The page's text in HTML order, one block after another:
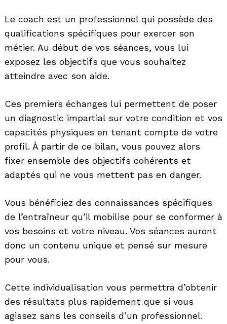
Le coach est un professionnel qui possède des
qualifications spécifiques pour exercer son
métier. Au début de vos séances, vous lui
exposez les objectifs que vous souhaitez
atteindre avec son aide.
Ces premiers échanges lui permettent de poser
un diagnostic impartial sur votre condition et vos
capacités physiques en tenant compte de votre
profil. À partir de ce bilan, vous pouvez alors
fixer ensemble des objectifs cohérents et
adaptés qui ne vous mettent pas en danger.
Vous bénéficiez des connaissances spécifiques
de l’entraîneur qu’il mobilise pour se conformer à
vos besoins et votre niveau. Vos séances auront
donc un contenu unique et pensé sur mesure
pour vous.
Cette individualisation vous permettra d’obtenir
des résultats plus rapidement que si vous
agissez sans les conseils d’un professionnel.